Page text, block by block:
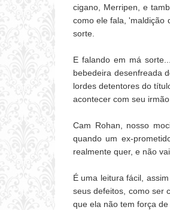
cigano, Merripen, e
como ele fala, 'maldição
sorte.
E falando em má
bebedeira desenfreada
lordes detentores do
acontecer com seu
Cam Rohan, nosso
quando um ex-
realmente quer, e não
É uma leitura fácil,
seus defeitos, como ser
que ela não tem força